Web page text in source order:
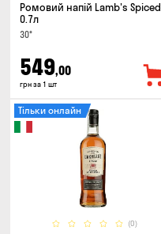
Ромовий напій Lamb's Spiced
0.7л
30°
549,00
грн за 1 шт
(0)
Тільки онлайн